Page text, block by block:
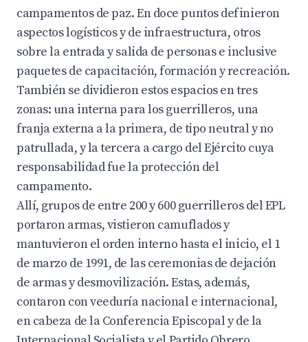
campamentos de paz. En doce puntos definieron
aspectos logísticos y de infraestructura, otros
sobre la entrada y salida de personas e inclusive
paquetes de capacitación, formación y recreación.
También se dividieron estos espacios en tres
zonas: una interna para los guerrilleros, una
franja externa a la primera, de tipo neutral y no
patrullada, y la tercera a cargo del Ejército cuya
responsabilidad fue la protección del
campamento.
Allí, grupos de entre 200 y 600 guerrilleros del EPL
portaron armas, vistieron camuflados y
mantuvieron el orden interno hasta el inicio, el 1
de marzo de 1991, de las ceremonias de dejación
de armas y desmovilización. Estas, además,
contaron con veeduría nacional e internacional,
en cabeza de la Conferencia Episcopal y de la